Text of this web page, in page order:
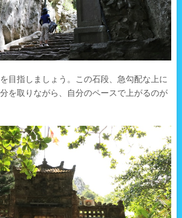
目指しましょう。この石段、急勾配な上に
を取りながら、自分のペースで上がるのが